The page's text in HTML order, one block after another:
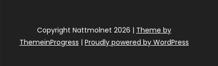
Copyright Nattmolnet 2026 | Theme by
ThemeinProgress | Proudly powered by WordPress